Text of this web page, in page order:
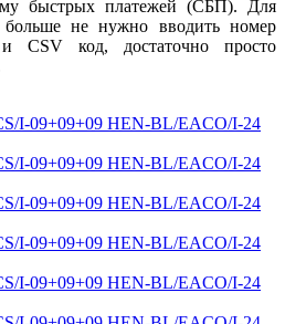
быстрых платежей (СБП). Для
больше не нужно вводить номер
CSV код, достаточно просто